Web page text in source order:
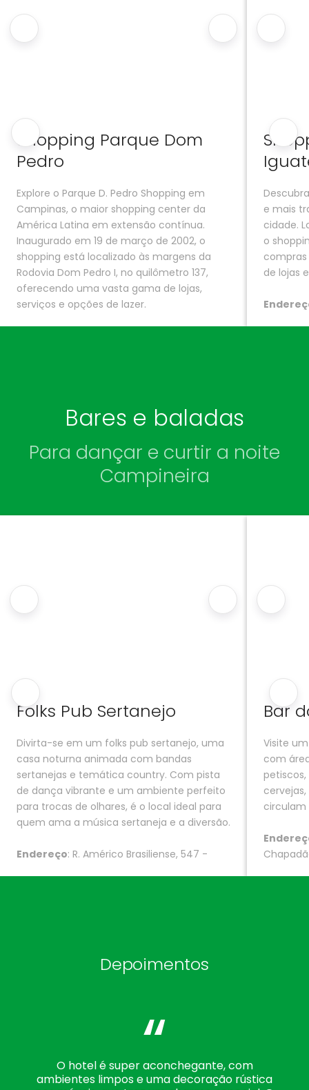
Shopping Parque Dom
Pedro
Explore o Parque D. Pedro Shopping em
Campinas, o maior shopping center da
América Latina em extensão contínua.
Inaugurado em 19 de março de 2002, o
shopping está localizado às margens da
Rodovia Dom Pedro I, no quilômetro 137,
oferecendo uma vasta gama de lojas,
serviços e opções de lazer.
e mais
cidade.
o
de lojas
Bares e baladas
Para dançar e curtir a noite
Campineira
Folks Pub Sertanejo
Divirta-se em um folks pub sertanejo, uma
casa noturna animada com bandas
sertanejas e temática country. Com pista
de dança vibrante e um ambiente perfeito
para trocas de olhares, é o local ideal para
quem ama a música sertaneja e a diversão.
Endereço: R. Américo Brasiliense, 547 -
Bar
Visite
com
circulam
Depoimentos
“
O hotel é super aconchegante, com
ambientes limpos e uma decoração rústica